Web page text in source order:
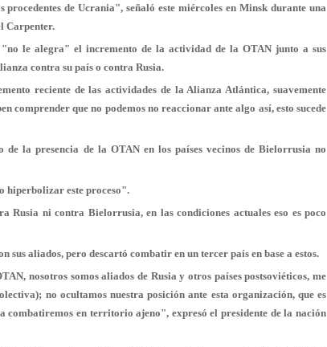
de Ucrania", señaló este miércoles en Minsk durante una
Carpenter.
le alegra" el incremento de la actividad de la OTAN junto a sus
contra su país o contra Rusia.
reciente de las actividades de la Alianza Atlántica, suavemente
comprender que no podemos no reaccionar ante algo así, esto sucede
la presencia de la OTAN en los países vecinos de Bielorrusia no
hiperbolizar este proceso".
ni contra Bielorrusia, en las condiciones actuales eso es poco
aliados, pero descartó combatir en un tercer país en base a estos.
nosotros somos aliados de Rusia y otros países postsoviéticos, me
no ocultamos nuestra posición ante esta organización, que es
combatiremos en territorio ajeno", expresó el presidente de la nación